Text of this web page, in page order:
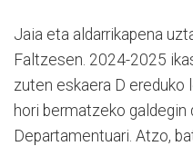
Jaia eta aldarrikapena
Faltzesen. 2024-2025
zuten eskaera D ereduko
hori bermatzeko
Departamentuari. Atzo,